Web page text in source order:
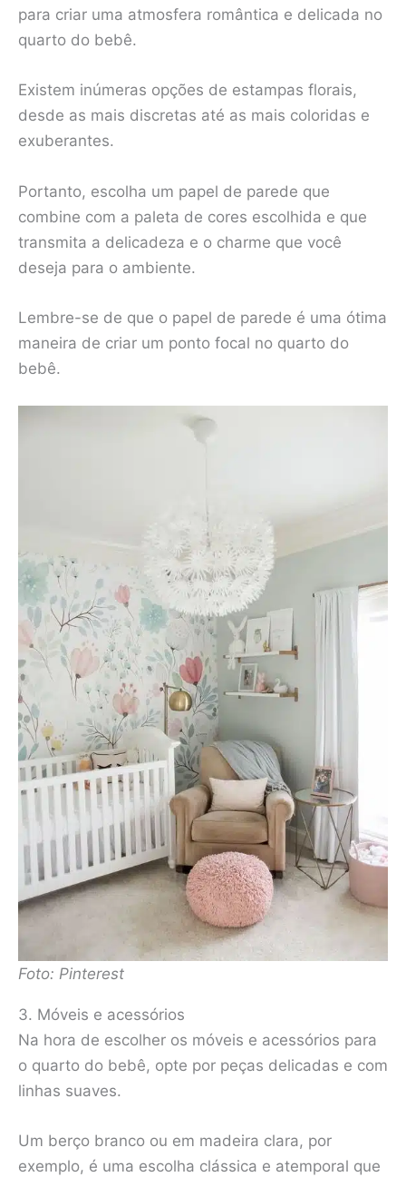
para criar uma atmosfera romântica e delicada no
quarto do bebê.
Existem inúmeras opções de estampas florais,
desde as mais discretas até as mais coloridas e
exuberantes.
Portanto, escolha um papel de parede que
combine com a paleta de cores escolhida e que
transmita a delicadeza e o charme que você
deseja para o ambiente.
Lembre-se de que o papel de parede é uma ótima
maneira de criar um ponto focal no quarto do
bebê.
Foto: Pinterest
3. Móveis e acessórios
Na hora de escolher os móveis e acessórios para
o quarto do bebê, opte por peças delicadas e com
linhas suaves.
Um berço branco ou em madeira clara, por
exemplo, é uma escolha clássica e atemporal que